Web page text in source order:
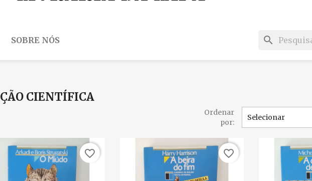
SOBRE NÓS search
CIENTÍFICA
Ordenar
por:
Selecionar
favorite_border favorite_border